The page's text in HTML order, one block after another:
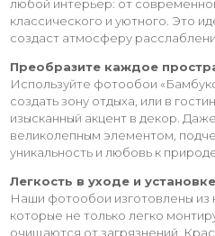
любой интерьер: от
классического и уютного. Это
создаст атмосферу
Преобразите каждое
Используйте фотообои
создать зону отдыха, или в
изысканный акцент в декор.
великолепным элементом,
уникальность и любовь к
Легкость в уходе и установке
Наши фотообои изготовлены из
которые не только легко
очищаются от загрязнений.